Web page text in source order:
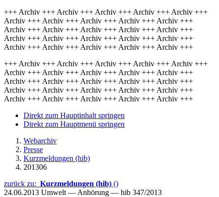
+++ Archiv +++ Archiv +++ Archiv +++ Archiv +++ Archiv +++
Archiv +++ Archiv +++ Archiv +++ Archiv +++ Archiv +++
Archiv +++ Archiv +++ Archiv +++ Archiv +++ Archiv +++
Archiv +++ Archiv +++ Archiv +++ Archiv +++ Archiv +++
Archiv +++ Archiv +++ Archiv +++ Archiv +++ Archiv +++
+++ Archiv +++ Archiv +++ Archiv +++ Archiv +++ Archiv +++
Archiv +++ Archiv +++ Archiv +++ Archiv +++ Archiv +++
Archiv +++ Archiv +++ Archiv +++ Archiv +++ Archiv +++
Archiv +++ Archiv +++ Archiv +++ Archiv +++ Archiv +++
Archiv +++ Archiv +++ Archiv +++ Archiv +++ Archiv +++
Direkt zum Hauptinhalt springen
Direkt zum Hauptmenü springen
Webarchiv
Presse
Kurzmeldungen (hib)
201306
zurück zu: Kurzmeldungen (hib) ()
24.06.2013 Umwelt — Anhörung — hib 347/2013